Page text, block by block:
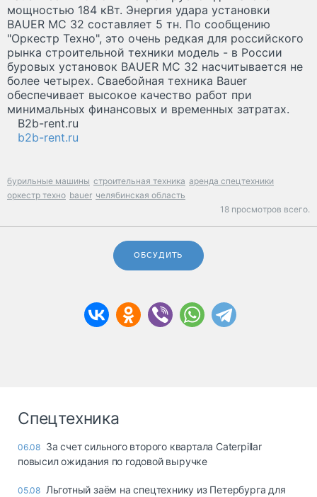
мощностью 184 кВт. Энергия удара установки
BAUER MC 32 составляет 5 тн. По сообщению
"Оркестр Техно", это очень редкая для российского
рынка строительной техники модель - в России
буровых установок BAUER MC 32 насчитывается не
более четырех. Сваебойная техника Bauer
обеспечивает высокое качество работ при
минимальных финансовых и временных затратах.
B2b-rent.ru
b2b-rent.ru
бурильные машины строительная техника аренда спецтехники
оркестр техно bauer челябинская область
18 просмотров всего.
ОБСУДИТЬ
Спецтехника
06.08 За счет сильного второго квартала Caterpillar
повысил ожидания по годовой выручке
05.08 Льготный заём на спецтехнику из Петербурга для